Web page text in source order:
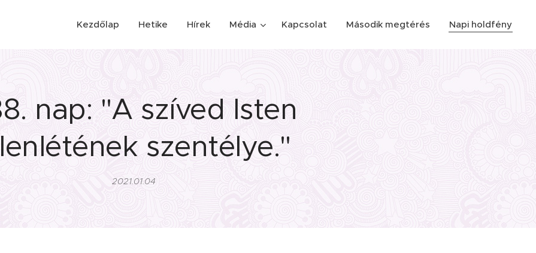
Kezdőlap Hetike Hírek Média Kapcsolat Második megtérés Napi holdfény
nap: "A szíved Isten
szentélye."
2021.01.04